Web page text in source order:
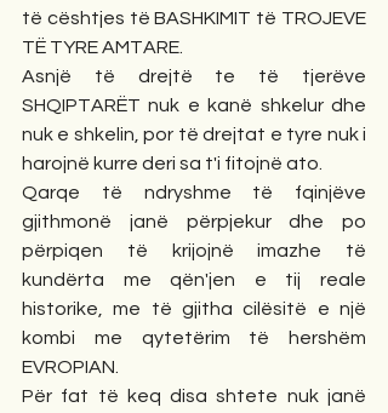
të cështjes të BASHKIMIT të TROJEVE
TË TYRE AMTARE.
Asnjë të drejtë te të tjerëve
SHQIPTARËT nuk e kanë shkelur dhe
nuk e shkelin, por të drejtat e tyre nuk i
harojnë kurre deri sa t'i fitojnë ato.
Qarqe të ndryshme të fqinjëve
gjithmonë janë përpjekur dhe po
përpiqen të krijojnë imazhe të
kundërta me qën'jen e tij reale
historike, me të gjitha cilësitë e një
kombi me qytetërim të hershëm
EVROPIAN.
Për fat të keq disa shtete nuk janë